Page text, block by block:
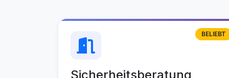
Sicherheitsberatung
BELIEBT